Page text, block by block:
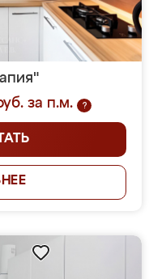
за п.м.
?